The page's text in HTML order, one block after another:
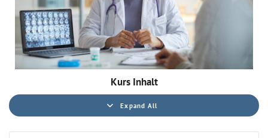
Kurs Inhalt
Expand All